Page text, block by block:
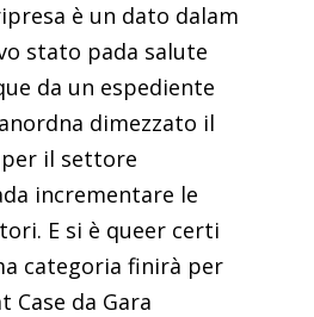
è un dato dalam
stato pada salute
da un espediente
dimezzato il
il settore
incrementare le
E si è queer certi
categoria finirà per
Case da Gara